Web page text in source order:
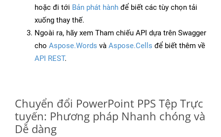
hoặc đi tới Bản phát hành để biết các tùy chọn tải
xuống thay thế.
Ngoài ra, hãy xem Tham chiếu API dựa trên Swagger
cho Aspose.Words và Aspose.Cells để biết thêm về
API REST.
Chuyển đổi PowerPoint PPS Tệp Trực
tuyến: Phương pháp Nhanh chóng và
Dễ dàng